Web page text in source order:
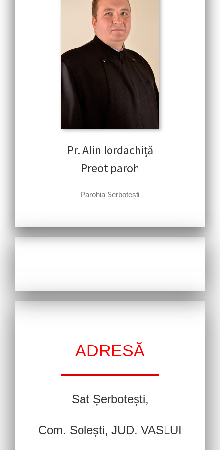
Pr. Alin Iordachiță
Preot paroh
Parohia Șerbotești
ADRESĂ
Sat Șerbotești,
Com. Solești, JUD. VASLUI